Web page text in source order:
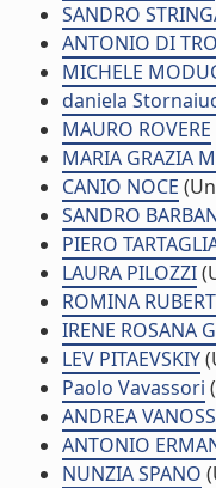
SANDRO
ANTONIO DI
MICHELE
daniela
MAURO ROVERE
MARIA GRAZIA
CANIO NOCE
SANDRO
PIERO
LAURA PILOZZI
ROMINA
IRENE ROSANA
LEV PITAEVSKIY
Paolo Vavassori
ANDREA
ANTONIO
NUNZIA SPANO